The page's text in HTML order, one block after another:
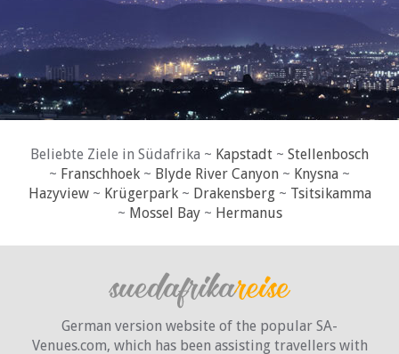
Beliebte Ziele in Südafrika ~ Kapstadt ~ Stellenbosch
~ Franschhoek ~ Blyde River Canyon ~ Knysna ~
Hazyview~ Krügerpark~ Drakensberg~ Tsitsikamma
~ Mossel Bay~ Hermanus
German version website of the popular SA-
Venues.com, which has been assisting travellers with